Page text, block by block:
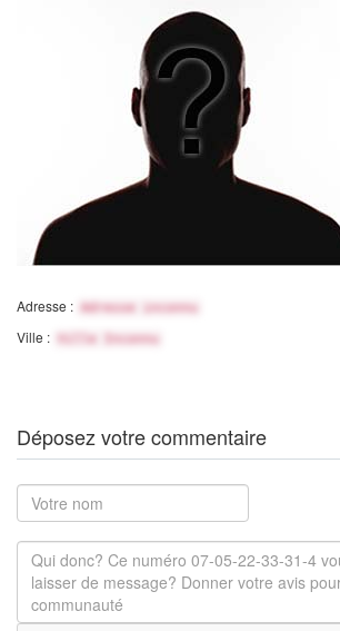
Adresse : Adresse inconnu
Ville : Ville Inconnu
Déposez votre commentaire